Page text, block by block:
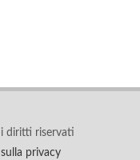
diritti riservati
privacy